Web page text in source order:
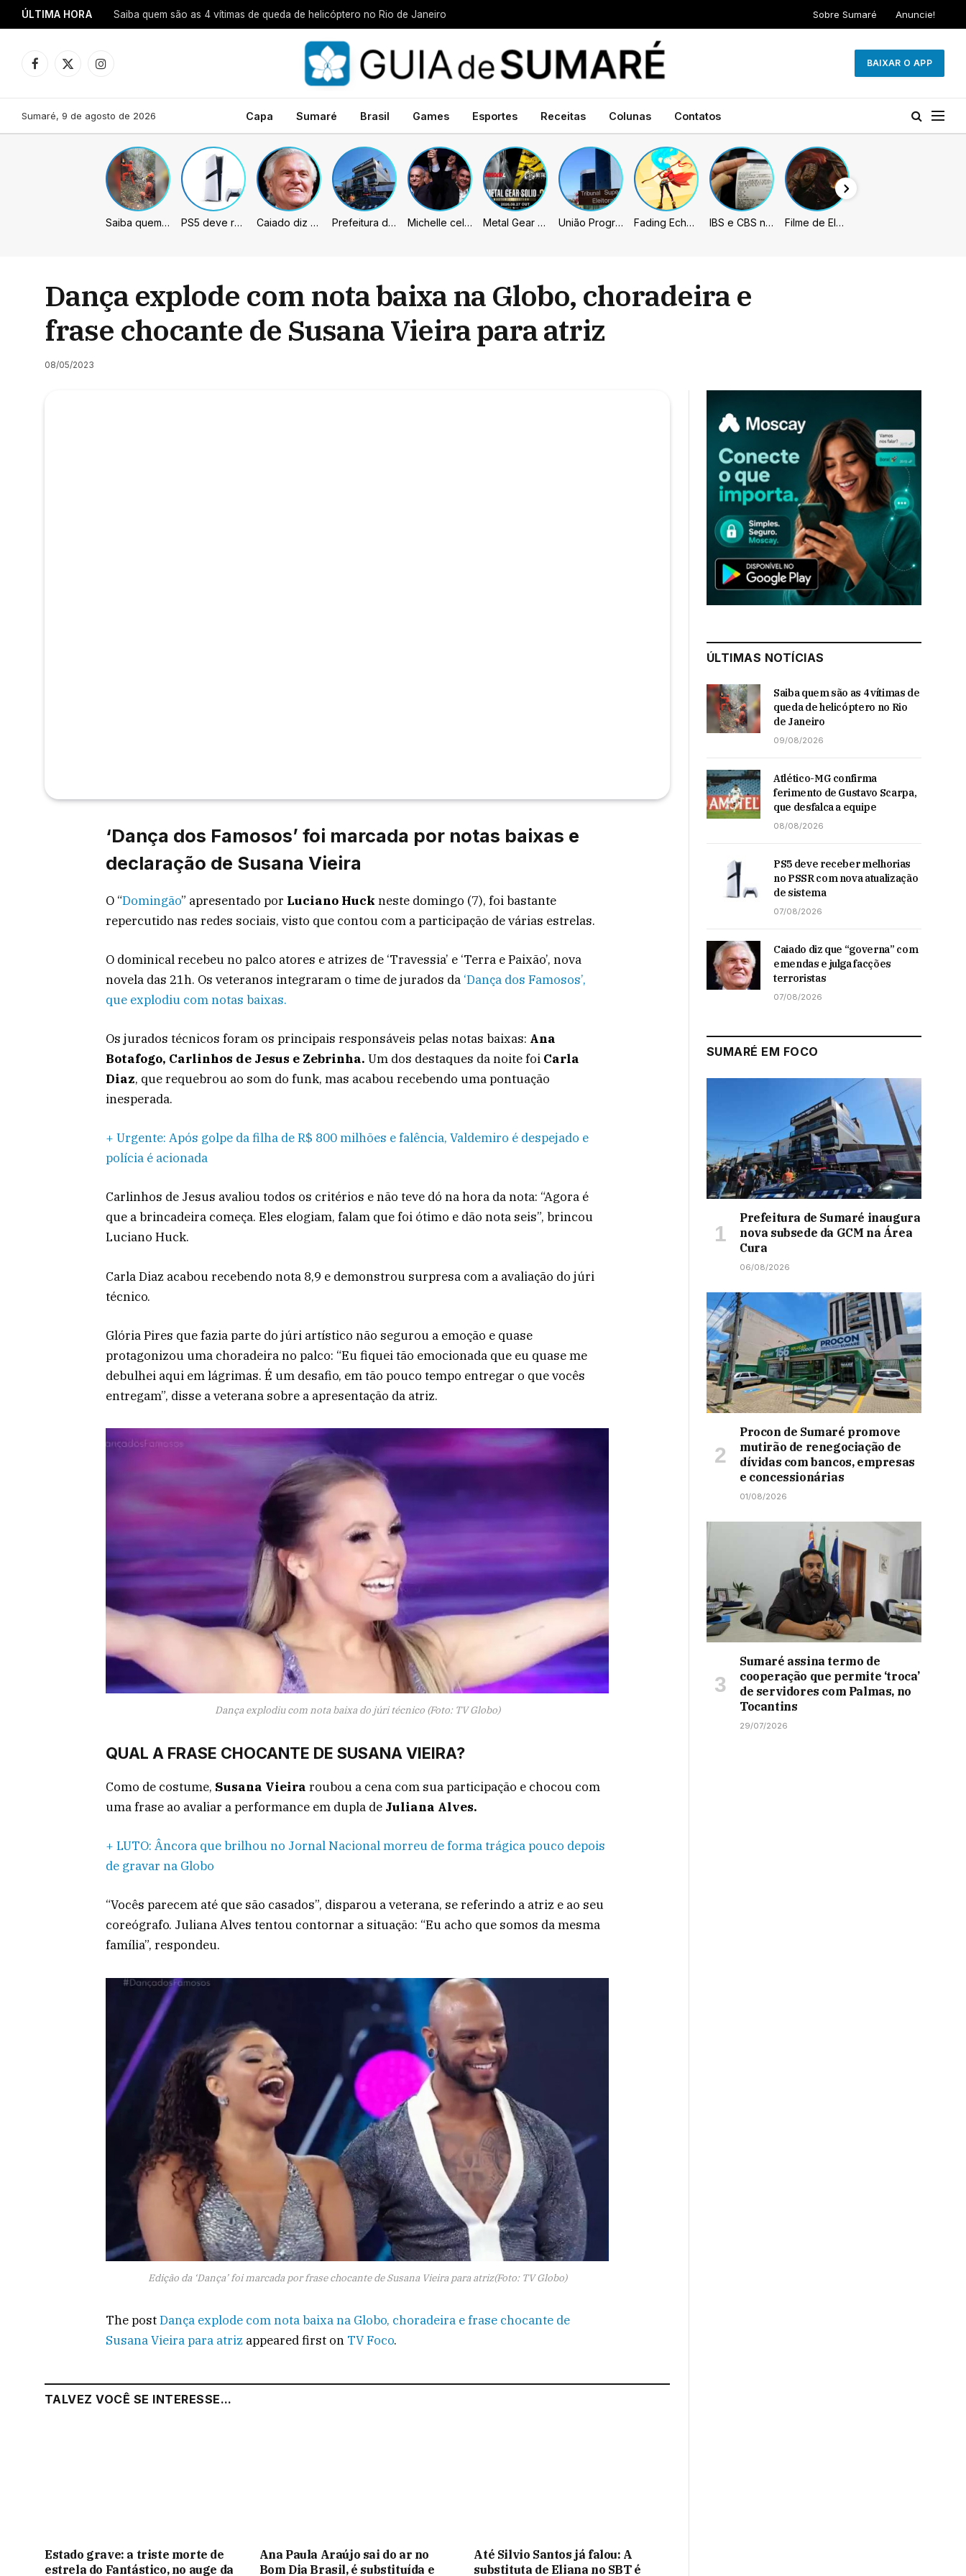
ÚLTIMA HORA Saiba quem são as 4 vítimas de queda de helicóptero no Rio de Janeiro Sobre Sumaré Anuncie!
Facebook
X
Instagram
BAIXAR O APP
Sumaré, 9 de agosto de 2026 Capa Sumaré Brasil Games Esportes Receitas Colunas Contatos
Saiba quem são as 4 vítimas de queda de helicóptero no Rio de Janeiro PS5 deve receber melhorias no PSSR com nova atualização de sistema Caiado diz que “governa” com emendas e julga facções terroristas Prefeitura de Sumaré inaugura nova subsede da GCM na Área Cura Michelle celebra vice de Flávio: “Que chapa possa ser vitoriosa” Metal Gear Solid: Master Collection 2 terá legendas e menus em portugues União Progressista e PL terão mais tempo de propaganda eleitoral Fading Echo – Review IBS e CBS necessitarão constar nas notas fiscais com início desta 2ª. Entenda Filme de Elden Ring tem gravações concluídas, mas ainda fica longe do lançamento
Dança explode com nota baixa na Globo, choradeira e
frase chocante de Susana Vieira para atriz
08/05/2023
‘Dança dos Famosos’ foi marcada por notas baixas e
declaração de Susana Vieira
O “Domingão” apresentado por Luciano Huck neste domingo (7), foi bastante
repercutido nas redes sociais, visto que contou com a participação de várias estrelas.
O dominical recebeu no palco atores e atrizes de ‘Travessia’ e ‘Terra e Paixão’, nova
novela das 21h. Os veteranos integraram o time de jurados da ‘Dança dos Famosos’,
que explodiu com notas baixas.
Os jurados técnicos foram os principais responsáveis pelas notas baixas: Ana
Botafogo, Carlinhos de Jesus e Zebrinha. Um dos destaques da noite foi Carla
Diaz, que requebrou ao som do funk, mas acabou recebendo uma pontuação
inesperada.
+ Urgente: Após golpe da filha de R$ 800 milhões e falência, Valdemiro é despejado e
polícia é acionada
Carlinhos de Jesus avaliou todos os critérios e não teve dó na hora da nota: “Agora é
que a brincadeira começa. Eles elogiam, falam que foi ótimo e dão nota seis”, brincou
Luciano Huck.
Carla Diaz acabou recebendo nota 8,9 e demonstrou surpresa com a avaliação do júri
técnico.
Glória Pires que fazia parte do júri artístico não segurou a emoção e quase
protagonizou uma choradeira no palco: “Eu fiquei tão emocionada que eu quase me
debulhei aqui em lágrimas. É um desafio, em tão pouco tempo entregar o que vocês
entregam”, disse a veterana sobre a apresentação da atriz.
Dança explodiu com nota baixa do júri técnico (Foto: TV Globo)
QUAL A FRASE CHOCANTE DE SUSANA VIEIRA?
Como de costume, Susana Vieira roubou a cena com sua participação e chocou com
uma frase ao avaliar a performance em dupla de Juliana Alves.
+ LUTO: Âncora que brilhou no Jornal Nacional morreu de forma trágica pouco depois
de gravar na Globo
“Vocês parecem até que são casados”, disparou a veterana, se referindo a atriz e ao seu
coreógrafo. Juliana Alves tentou contornar a situação: “Eu acho que somos da mesma
família”, respondeu.
Edição da ‘Dança’ foi marcada por frase chocante de Susana Vieira para atriz(Foto: TV Globo)
The postDança explode com nota baixa na Globo, choradeira e frase chocante de
Susana Vieira para atriz appeared first on TV Foco.
TALVEZ VOCÊ SE INTERESSE...
Estado grave: a triste morte de
estrela do Fantástico, no auge da
Ana Paula Araújo sai do ar no
Bom Dia Brasil, é substituída e
Até Silvio Santos já falou: A
substituta de Eliana no SBT é
ÚLTIMAS NOTÍCIAS
Saiba quem são as 4 vítimas de
queda de helicóptero no Rio
de Janeiro
09/08/2026
Atlético-MG confirma
ferimento de Gustavo Scarpa,
que desfalca a equipe
08/08/2026
PS5 deve receber melhorias
no PSSR com nova atualização
de sistema
07/08/2026
Caiado diz que “governa” com
emendas e julga facções
terroristas
07/08/2026
SUMARÉ EM FOCO
Prefeitura de Sumaré inaugura
nova subsede da GCM na Área
Cura
06/08/2026
Procon de Sumaré promove
mutirão de renegociação de
dívidas com bancos, empresas
e concessionárias
01/08/2026
Sumaré assina termo de
cooperação que permite ‘troca’
de servidores com Palmas, no
Tocantins
29/07/2026